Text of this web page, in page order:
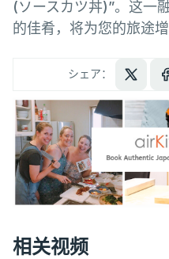
(ソースカツ丼)”。这一
的佳肴，将为您的旅途
シェア：
相关视频